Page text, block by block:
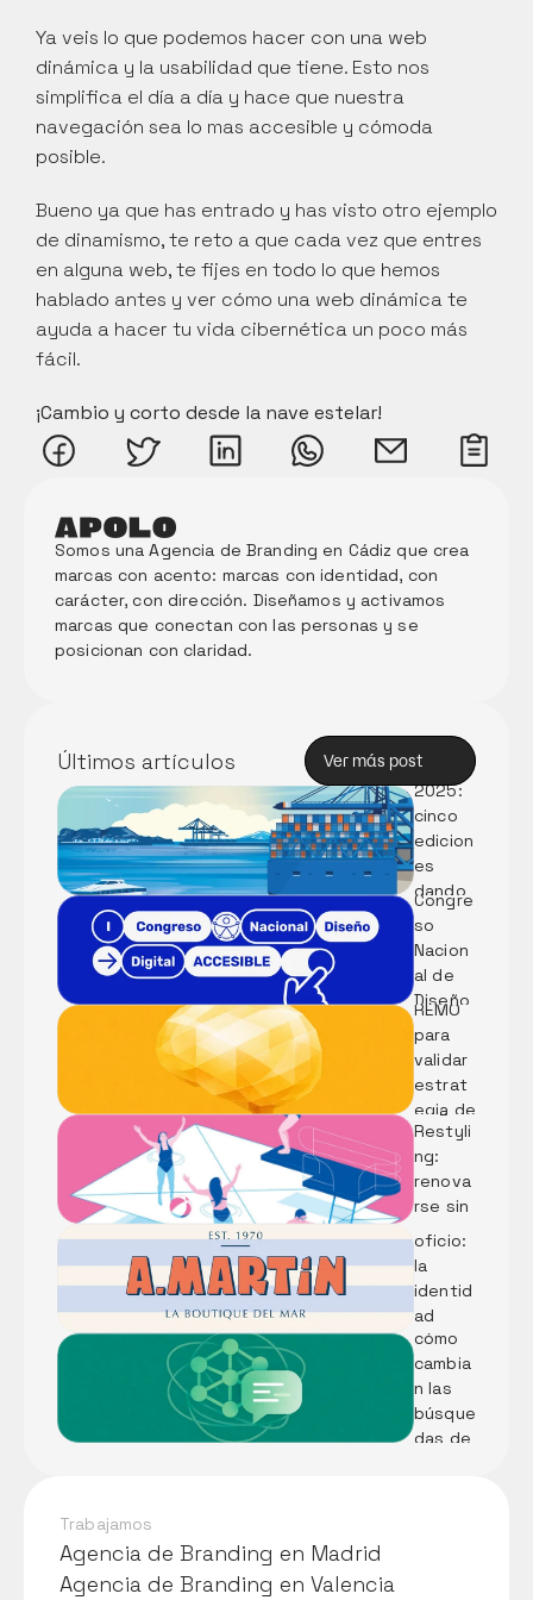
Somos una Agencia de Branding en Cádiz que crea
marcas con acento: marcas con identidad, con
carácter, con dirección. Diseñamos y activamos
marcas que conectan con las personas y se
posicionan con claridad.
Ya veis lo que podemos hacer con una web
dinámica y la usabilidad que tiene. Esto nos
simplifica el día a día y hace que nuestra
navegación sea lo mas accesible y cómoda
posible.
Bueno ya que has entrado y has visto otro ejemplo
de dinamismo, te reto a que cada vez que entres
en alguna web, te fijes en todo lo que hemos
hablado antes y ver cómo una web dinámica te
ayuda a hacer tu vida cibernética un poco más
fácil.
¡Cambio y corto desde la nave estelar!
Últimos artículos
Ver más post
Ver más post
Innova
ción
2025:
cinco
edicion
es
dando
forma
al
futuro
del
puerto
Partici
pamos
en el I
Congre
so
Nacion
al de
Diseño
Accesi
Métod
o
REMO
para
validar
estrat
egia de
marca
con IA
Rebran
ding vs
Restyli
ng:
renova
rse sin
perder
el alma
Diseñar
identid
ad
desde
el
oficio:
la
identid
ad
visual
de
Pescad
ería A.
Martín
LLMs:
Qué
son y
cómo
cambia
n las
búsque
das de
Trabajamos
Agencia de Branding en Madrid
Agencia de Branding en Madrid
Agencia de Branding en Valencia